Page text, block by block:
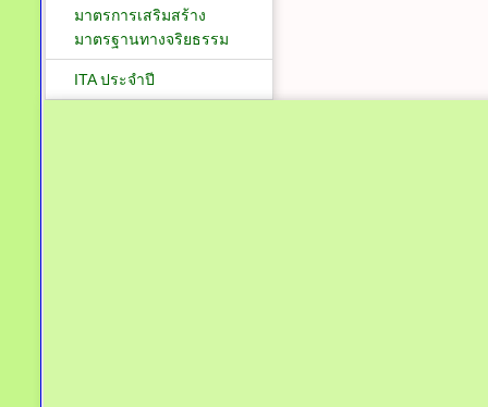
มาตรการเสริมสร้าง
มาตรฐานทางจริยธรรม
ITA ประจำปี